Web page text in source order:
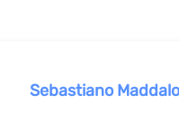
Sebastiano